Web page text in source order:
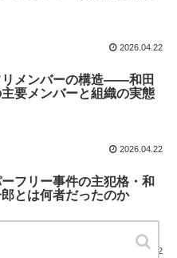
2026.04.22
リメンバーの構造――和田
主要メンバーと組織の実態
2026.04.22
フリー事件の主犯格・和
郎とは何者だったのか
2026.04.22